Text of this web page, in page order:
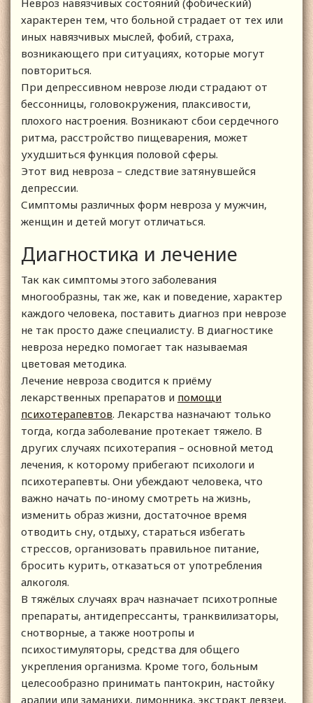
характерен тем, что больной страдает от тех или
иных навязчивых мыслей, фобий, страха,
возникающего при ситуациях, которые могут
повториться.
При депрессивном неврозе люди страдают от
бессонницы, головокружения, плаксивости,
плохого настроения. Возникают сбои сердечного
ритма, расстройство пищеварения, может
ухудшиться функция половой сферы.
Этот вид невроза – следствие затянувшейся
депрессии.
Симптомы различных форм невроза у мужчин,
женщин и детей могут отличаться.
Диагностика и лечение
Так как симптомы этого заболевания
многообразны, так же, как и поведение, характер
каждого человека, поставить диагноз при неврозе
не так просто даже специалисту. В диагностике
невроза нередко помогает так называемая
цветовая методика.
Лечение невроза сводится к приёму
лекарственных препаратов и помощи
психотерапевтов. Лекарства назначают только
тогда, когда заболевание протекает тяжело. В
других случаях психотерапия – основной метод
лечения, к которому прибегают психологи и
психотерапевты. Они убеждают человека, что
важно начать по-иному смотреть на жизнь,
изменить образ жизни, достаточное время
отводить сну, отдыху, стараться избегать
стрессов, организовать правильное питание,
бросить курить, отказаться от употребления
алкоголя.
В тяжёлых случаях врач назначает психотропные
препараты, антидепрессанты, транквилизаторы,
снотворные, а также ноотропы и
психостимуляторы, средства для общего
укрепления организма. Кроме того, больным
целесообразно принимать пантокрин, настойку
аралии или заманихи, лимонника, экстракт левзеи,